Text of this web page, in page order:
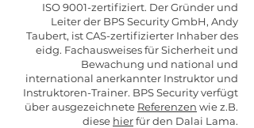
ISO 9001-zertifiziert. Der Gründer und
Leiter der BPS Security GmbH, Andy
Taubert, ist CAS-zertifizierter Inhaber des
eidg. Fachausweises für Sicherheit und
Bewachung und national und
international anerkannter Instruktor und
Instruktoren-Trainer. BPS Security verfügt
über ausgezeichnete Referenzen wie z.B.
diese hierfür den Dalai Lama.